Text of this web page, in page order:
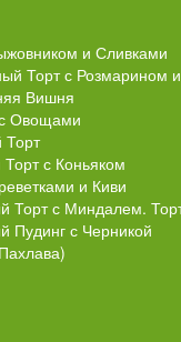
и Сливками
Торт с Розмарином
Вишня
Овощами
с Коньяком
и Киви
Торт с Миндалем.
Пудинг с Черникой